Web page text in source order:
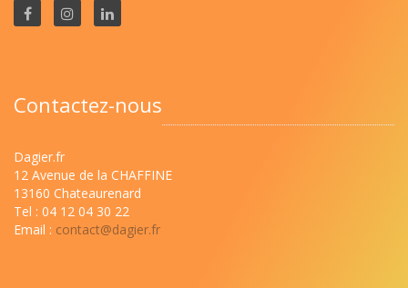
Contactez-nous
Dagier.fr
12 Avenue de la CHAFFINE
13160 Chateaurenard
Tel : 04 12 04 30 22
Email : contact@dagier.fr